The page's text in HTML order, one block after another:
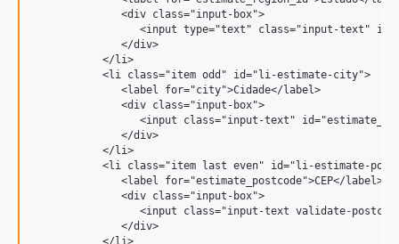
              <div class="input-box">
<input type="text" class="input-text"
              </div>
           </li>
           <li class="item odd" id="li-estimate-city">
              <label for="city">Cidade</label>
              <div class="input-box">
<input class="input-text"
              </div>
           </li>
<li class="item last even" id="li-estimate-
              <label for="estimate_postcode">CEP</label>
              <div class="input-box">
<input class="input-text validate-
              </div>
           </li>